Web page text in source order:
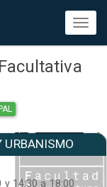
URBANISMO
y 14:30 a 18:00